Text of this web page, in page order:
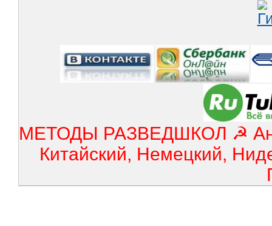
МЕТОДЫ РАЗВЕДШКОЛ ☭
Китайский, Немецкий,